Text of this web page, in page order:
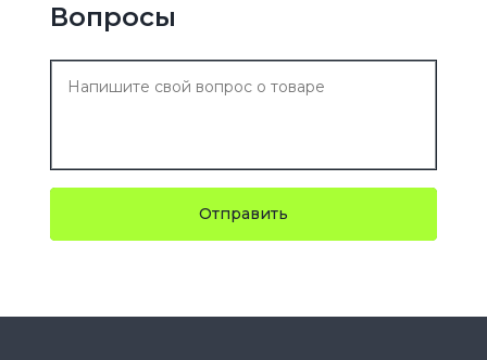
Вопросы
Отправить